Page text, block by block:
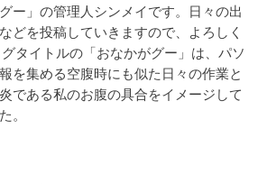
グー」の管理人シンメイです。日々の出
どを投稿していきますので、よろしく
タイトルの「おなかがグー」は、パソ
を集める空腹時にも似た日々の作業と
である私のお腹の具合をイメージして
。